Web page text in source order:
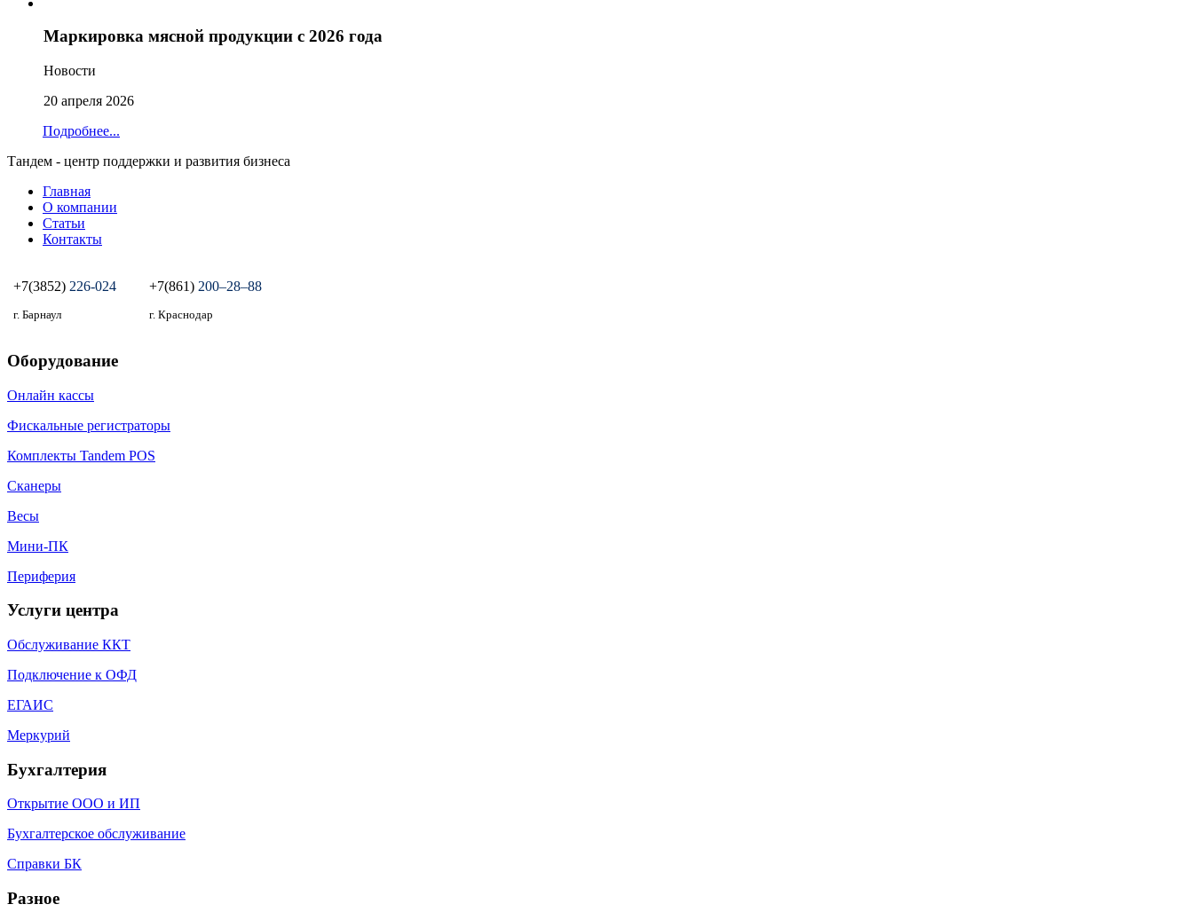
Маркировка мясной продукции с 2026 года
Новости
20 апреля 2026
Подробнее...
Тандем - центр поддержки и развития бизнеса
Главная
О компании
Статьи
Контакты
+7(3852) 226-024
г. Барнаул
+7(861) 200‒28‒88
г. Краснодар
Оборудование
Онлайн кассы
Фискальные регистраторы
Комплекты Tandem POS
Сканеры
Весы
Мини-ПК
Периферия
Услуги центра
Обслуживание ККТ
Подключение к ОФД
ЕГАИС
Меркурий
Бухгалтерия
Открытие ООО и ИП
Бухгалтерское обслуживание
Справки БК
Разное